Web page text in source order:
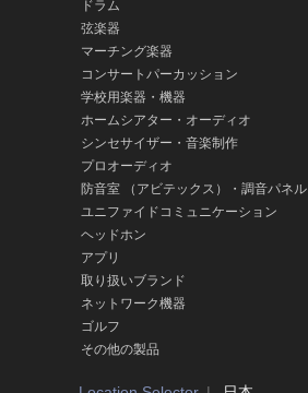
ドラム
弦楽器
マーチング楽器
コンサートパーカッション
学校用楽器・機器
ホームシアター・オーディオ
シンセサイザー・音楽制作
プロオーディオ
防音室 （アビテックス）・調音パネル
ユニファイドコミュニケーション
ヘッドホン
アプリ
取り扱いブランド
ネットワーク機器
ゴルフ
その他の製品